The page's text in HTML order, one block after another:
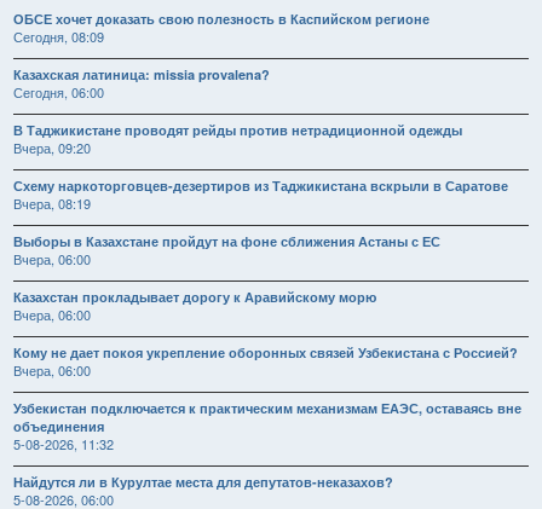
ОБСЕ хочет доказать свою полезность в Каспийском регионе
Сегодня, 08:09
Казахская латиница: missia provalena?
Сегодня, 06:00
В Таджикистане проводят рейды против нетрадиционной одежды
Вчера, 09:20
Схему наркоторговцев-дезертиров из Таджикистана вскрыли в Саратове
Вчера, 08:19
Выборы в Казахстане пройдут на фоне сближения Астаны с ЕС
Вчера, 06:00
Казахстан прокладывает дорогу к Аравийскому морю
Вчера, 06:00
Кому не дает покоя укрепление оборонных связей Узбекистана с Россией?
Вчера, 06:00
Узбекистан подключается к практическим механизмам ЕАЭС, оставаясь вне
объединения
5-08-2026, 11:32
Найдутся ли в Курултае места для депутатов-неказахов?
5-08-2026, 06:00